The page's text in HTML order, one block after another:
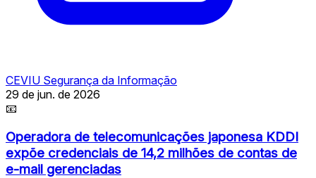
CEVIU Segurança da Informação
29 de jun. de 2026
📧
Operadora de telecomunicações japonesa KDDI
expõe credenciais de 14,2 milhões de contas de
e-mail gerenciadas